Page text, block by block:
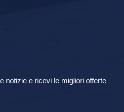
notizie e ricevi le migliori offerte